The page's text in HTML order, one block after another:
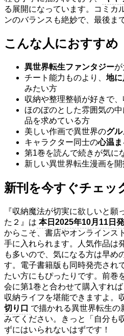
る展開になっています。コミカ
ンのバランスも絶妙で、最後ま
こんな人におすすめ
異世界転生ファンタジー
チート能力ものより、 地に
みたい方
収納や整理整頓が好きで
ほのぼのとした雰囲気の中
品を求めている方
美しい作画で異世界のグ
キャラクター同士の心温
第1巻を読んで続きが気に
新しい異世界転生漫画を
新刊を今すぐチェッ
『収納魔法が切実に欲しいと願
た２』は 本日2025年10月11日
からこそ、書店やオンラインス
手に入れられます。人気作品は
も多いので、気になる方は早め
す。電子書籍版も同時発売され
たい方にもぴったりです。前巻
会に第1巻と合わせて購入すれ
収納ライフを堪能できますよ。
切り口 で描かれる異世界転生の
みてください。きっと「自分も
ずにはいられないはずです！